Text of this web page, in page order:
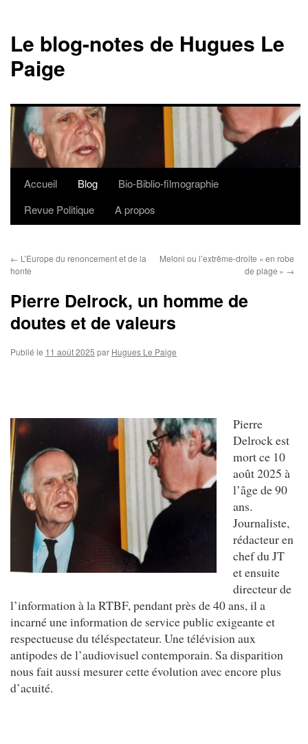
Le blog-notes de Hugues Le
Paige
Aller
Accueil Blog
Bio-Biblio-filmographie
Revue Politique
A propos
← L’Europe du renoncement et de la
honte
Meloni ou l’extrême-droite « en robe
de plage » →
Pierre Delrock, un homme de
doutes et de valeurs
Publié le 11 août 2025 par Hugues Le Paige
Pierre
Delrock est
mort ce 10
août 2025 à
l’âge de 90
ans.
Journaliste,
rédacteur en
chef du JT
et ensuite
directeur de
l’information à la RTBF, pendant près de 40 ans, il a
incarné une information de service public exigeante et
respectueuse du téléspectateur. Une télévision aux
antipodes de l’audiovisuel contemporain. Sa disparition
nous fait aussi mesurer cette évolution avec encore plus
d’acuité.